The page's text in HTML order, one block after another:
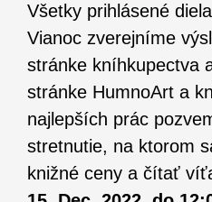
Všetky prihlásené
Vianoc zverejníme
stránke kníhkupectva
stránke HumnoArt a
najlepších prác
stretnutie, na ktorom
knižné ceny a čítať